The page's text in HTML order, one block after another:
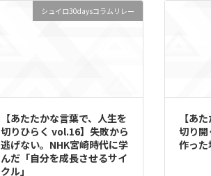
シュイロ30daysコラムリレー
【あたたかな言葉で、人生を
切りひらく vol.16】失敗から
逃げない。NHK宮崎時代に学
んだ「自分を成長させるサイ
クル」
【あ
切り
作った